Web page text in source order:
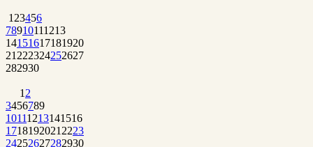
1 23456
78910111213
14151617181920
21 222324252627
282930
1 2
3456789
10111213141516
1718192021 2223
24252627282930